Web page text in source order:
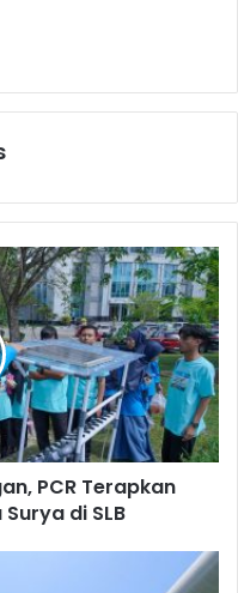
PCR Terapkan
di SLB